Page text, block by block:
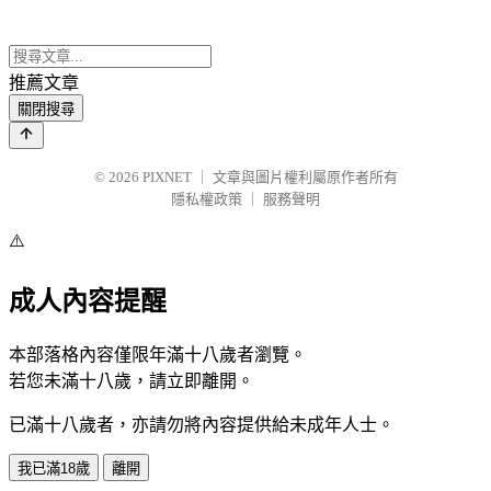
推薦文章
關閉搜尋
© 2026 PIXNET
文章與圖片權利屬原作者所有
隱私權政策
服務聲明
⚠️
成人內容提醒
本部落格內容僅限年滿十八歲者瀏覽。
若您未滿十八歲，請立即離開。
已滿十八歲者，亦請勿將內容提供給未成年人士。
我已滿18歲 離開